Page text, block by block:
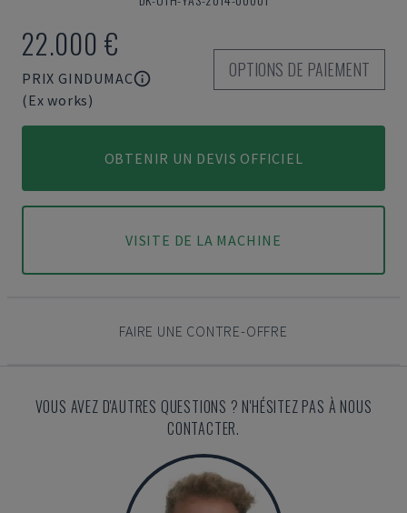
22.000 €
PRIX GINDUMAC
(Ex works)
OPTIONS DE PAIEMENT
OBTENIR UN DEVIS OFFICIEL
VISITE DE LA MACHINE
FAIRE UNE CONTRE-OFFRE
VOUS AVEZ D'AUTRES QUESTIONS ? N'HÉSITEZ PAS À NOUS
CONTACTER.